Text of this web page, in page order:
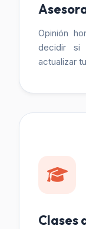
Opinión
decidir si
actualizar
Clases